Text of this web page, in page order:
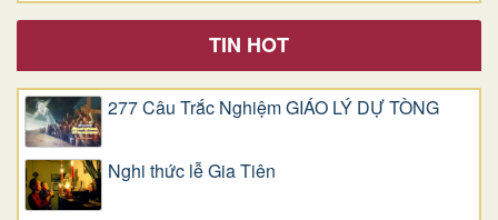
TIN HOT
277 Câu Trắc Nghiệm GIÁO LÝ DỰ TÒNG
Nghi thức lễ Gia Tiên